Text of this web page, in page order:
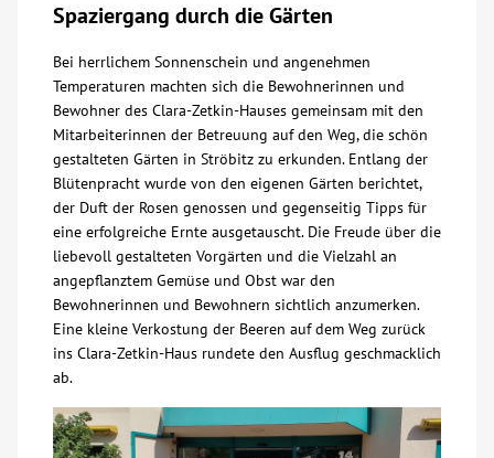
Begegnung
Bildung
Über uns
Veranstaltungen
Spenden
Mitmachen
Karriere
Spaziergang durch die Gärten
Bei herrlichem Sonnenschein und angenehmen
Temperaturen machten sich die Bewohnerinnen und
Bewohner des Clara-Zetkin-Hauses gemeinsam mit den
Mitarbeiterinnen der Betreuung auf den Weg, die schön
gestalteten Gärten in Ströbitz zu erkunden. Entlang der
Blütenpracht wurde von den eigenen Gärten berichtet,
der Duft der Rosen genossen und gegenseitig Tipps für
eine erfolgreiche Ernte ausgetauscht. Die Freude über die
liebevoll gestalteten Vorgärten und die Vielzahl an
angepflanztem Gemüse und Obst war den
Bewohnerinnen und Bewohnern sichtlich anzumerken.
Eine kleine Verkostung der Beeren auf dem Weg zurück
ins Clara-Zetkin-Haus rundete den Ausflug geschmacklich
ab.